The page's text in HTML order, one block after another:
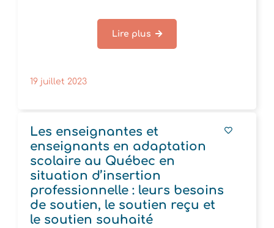
Lire plus
19 juillet 2023
Les enseignantes et
enseignants en adaptation
scolaire au Québec en
situation d’insertion
professionnelle : leurs besoins
de soutien, le soutien reçu et
le soutien souhaité